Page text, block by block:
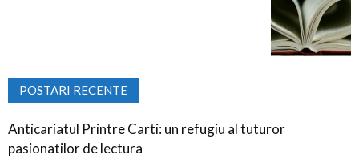
POSTARI RECENTE
Anticariatul Printre Carti: un refugiu al tuturor
pasionatilor de lectura